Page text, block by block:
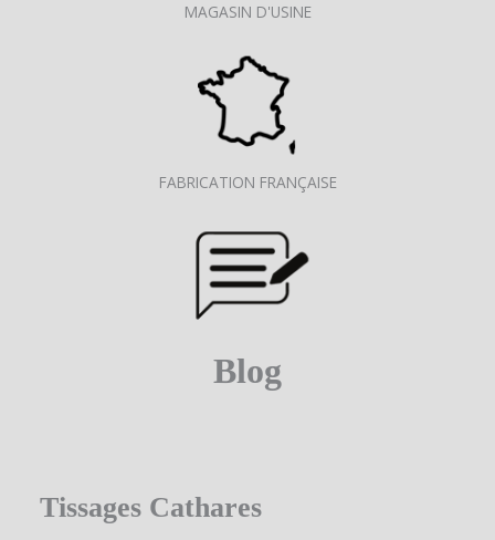
MAGASIN D'USINE
FABRICATION FRANÇAISE
Blog
Tissages Cathares